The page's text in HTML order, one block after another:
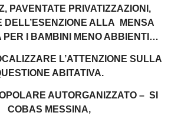
PAVENTATE PRIVATIZZAZIONI,
DELL’ESENZIONE ALLA MENSA
PER I BAMBINI MENO ABBIENTI…
L’ATTENZIONE SULLA
ABITATIVA.
AUTORGANIZZATO – SI
COBAS MESSINA,